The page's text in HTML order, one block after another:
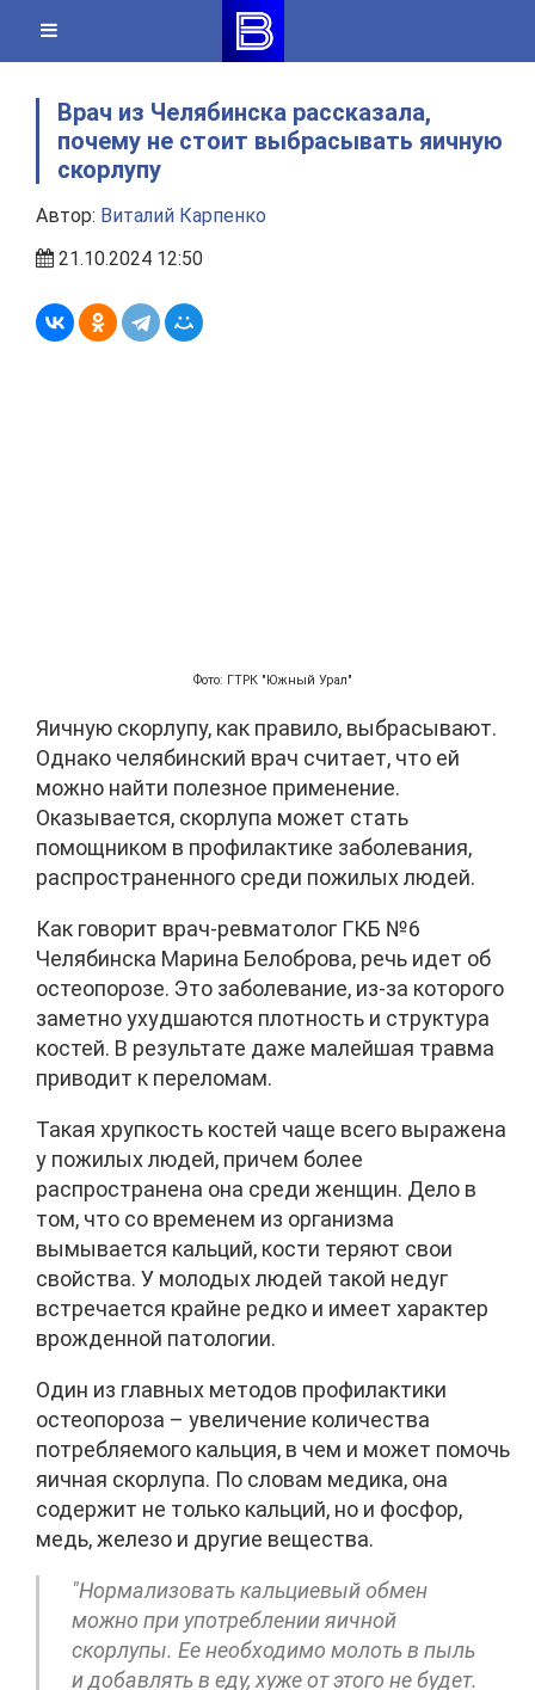
content
Врач из Челябинска рассказала,
почему не стоит выбрасывать яичную
скорлупу
Автор: Виталий Карпенко
21.10.2024 12:50
Фото: ГТРК "Южный Урал"
Яичную скорлупу, как правило, выбрасывают.
Однако челябинский врач считает, что ей
можно найти полезное применение.
Оказывается, скорлупа может стать
помощником в профилактике заболевания,
распространенного среди пожилых людей.
Как говорит врач-ревматолог ГКБ №6
Челябинска Марина Белоброва, речь идет об
остеопорозе. Это заболевание, из-за которого
заметно ухудшаются плотность и структура
костей. В результате даже малейшая травма
приводит к переломам.
Такая хрупкость костей чаще всего выражена
у пожилых людей, причем более
распространена она среди женщин. Дело в
том, что со временем из организма
вымывается кальций, кости теряют свои
свойства. У молодых людей такой недуг
встречается крайне редко и имеет характер
врожденной патологии.
Один из главных методов профилактики
остеопороза – увеличение количества
потребляемого кальция, в чем и может помочь
яичная скорлупа. По словам медика, она
содержит не только кальций, но и фосфор,
медь, железо и другие вещества.
"Нормализовать кальциевый обмен
можно при употреблении яичной
скорлупы. Ее необходимо молоть в пыль
и добавлять в еду, хуже от этого не будет.